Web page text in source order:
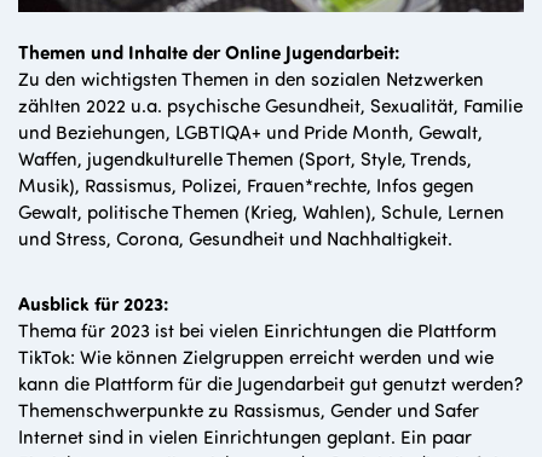
Themen und Inhalte der Online Jugendarbeit:
Zu den wichtigsten Themen in den sozialen Netzwerken
zählten 2022 u.a. psychische Gesundheit, Sexualität, Familie
und Beziehungen, LGBTIQA+ und Pride Month, Gewalt,
Waffen, jugendkulturelle Themen (Sport, Style, Trends,
Musik), Rassismus, Polizei, Frauen*rechte, Infos gegen
Gewalt, politische Themen (Krieg, Wahlen), Schule, Lernen
und Stress, Corona, Gesundheit und Nachhaltigkeit.
Ausblick für 2023:
Thema für 2023 ist bei vielen Einrichtungen die Plattform
TikTok: Wie können Zielgruppen erreicht werden und wie
kann die Plattform für die Jugendarbeit gut genutzt werden?
Themenschwerpunkte zu Rassismus, Gender und Safer
Internet sind in vielen Einrichtungen geplant. Ein paar